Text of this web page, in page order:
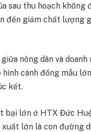
sau thu hoạch không
đến giảm chất lượng
nông dân và
hình cánh đồng mẫu
kết.
bại lớn ở HTX Đức
lớn là con đường